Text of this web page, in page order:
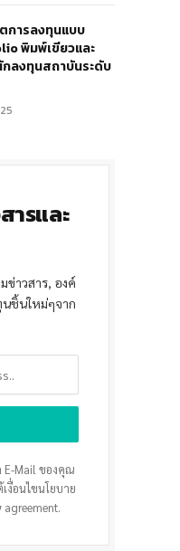
การลงทุนแบบ
พิมพ์เขียวและ
ลงทุนสถาบันระดับ
ารและ
ข่าวสาร, องค์
นชิ้นใหม่ๆจาก
E-Mail ของคุณ
งื่อนไขนโยบาย
agreement.